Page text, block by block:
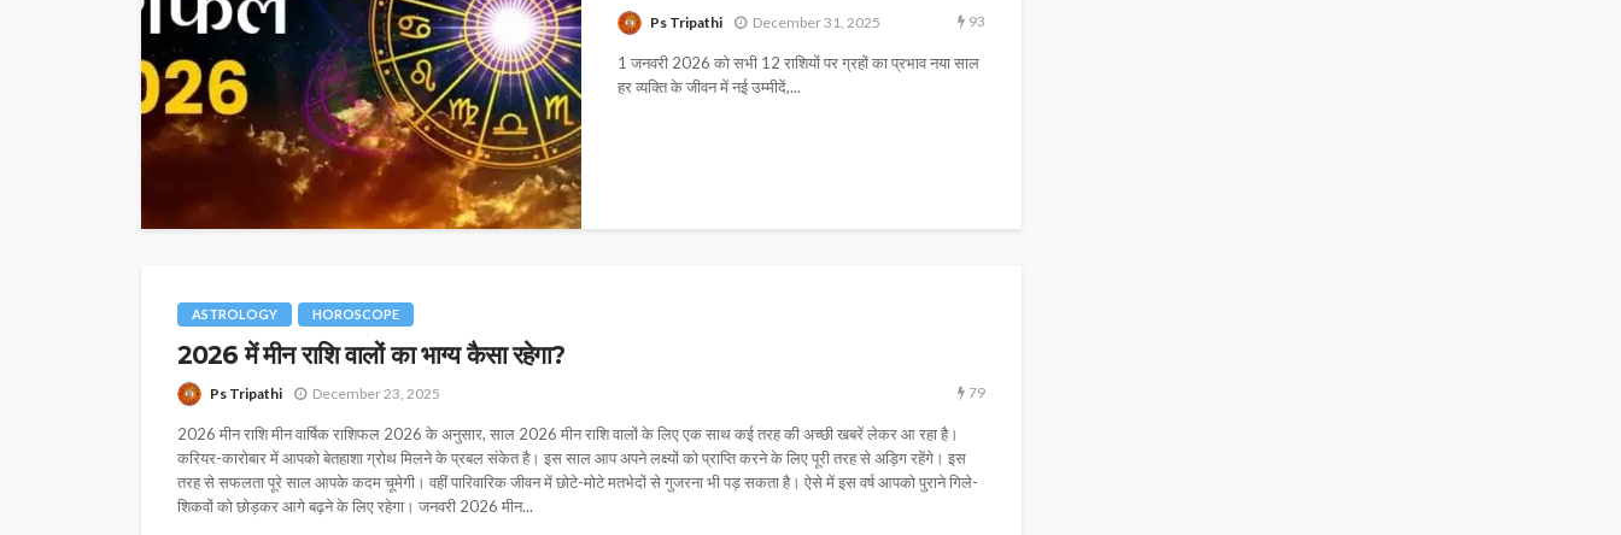
Ps Tripathi December 31, 2025 93
1 जनवरी 2026 को सभी 12 राशियों पर ग्रहों का प्रभाव नया साल
हर व्यक्ति के जीवन में नई उम्मीदें,...
ASTROLOGY HOROSCOPE
2026 में मीन राशि वालों का भाग्य कैसा रहेगा?
Ps Tripathi December 23, 2025 79
2026 मीन राशि मीन वार्षिक राशिफल 2026 के अनुसार, साल 2026 मीन राशि वालों के लिए एक साथ कई तरह की अच्छी खबरें लेकर आ रहा है।
करियर-कारोबार में आपको बेतहाशा ग्रोथ मिलने के प्रबल संकेत है। इस साल आप अपने लक्ष्यों को प्राप्ति करने के लिए पूरी तरह से अड़िग रहेंगे। इस
तरह से सफलता पूरे साल आपके कदम चूमेगी। वहीं पारिवारिक जीवन में छोटे-मोटे मतभेदों से गुजरना भी पड़ सकता है। ऐसे में इस वर्ष आपको पुराने गिले-
शिकवों को छोड़कर आगे बढ़ने के लिए रहेगा। जनवरी 2026 मीन...